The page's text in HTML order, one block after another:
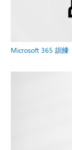
Microsoft 365 訓練